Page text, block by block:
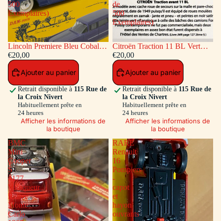
500
Exemplaires)
Lincoln Premiere Bleu Cobalt
(Série de 500 Exemplaires)
€20,00
Ajouter au panier
Retrait disponible à 115 Rue de
la Croix Nivert
Habituellement prête en
24 heures
Afficher les informations de
la boutique
de
500
Exemplaires)
Citroën Traction 11 BL Vert
(Série de 500 Exemplaires)
€20,00
Ajouter au panier
Retrait disponible à 115 Rue de
la Croix Nivert
Habituellement prête en
24 heures
Afficher les informations de
la boutique
BMC
Mini
Cooper
S
#177
Vainqueur
Rallye
Monte
Carlo
RARE
Renault
16
Pompiers
-
capot
et
hayon
ouvrants